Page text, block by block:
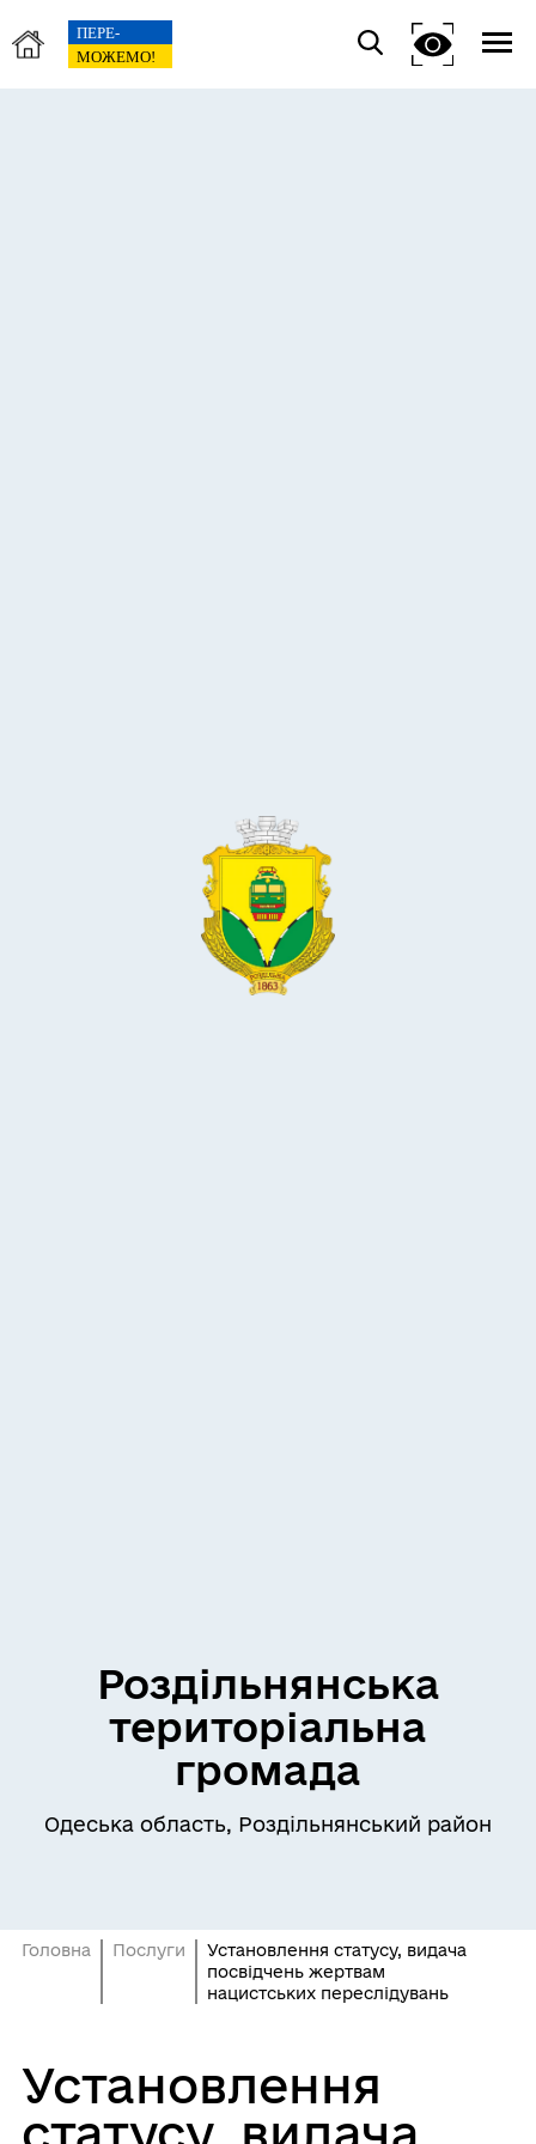
Роздільнянська
територіальна
громада
Одеська область, Роздільнянський район
Головна Послуги
Установлення статусу, видача
посвідчень жертвам
нацистських переслідувань
Установлення
статусу, видача